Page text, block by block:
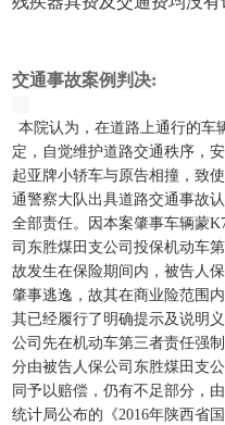
交通事故案例判决:
本院认为，在道路上通行的车
定，自觉维护道路交通秩序，
起亚牌小轿车与原告相撞，致
通警察大队出具道路交通事故
全部责任。因本案肇事车辆蒙
司东胜煤田支公司投保机动车
故发生在保险期间内，被告人
肇事逃逸，故其在商业险范围
其已经履行了明确提示及说明
公司先在机动车第三者责任强
分由被告人保公司东胜煤田支
同予以赔偿，仍有不足部分，
统计局公布的《2016年陕西省